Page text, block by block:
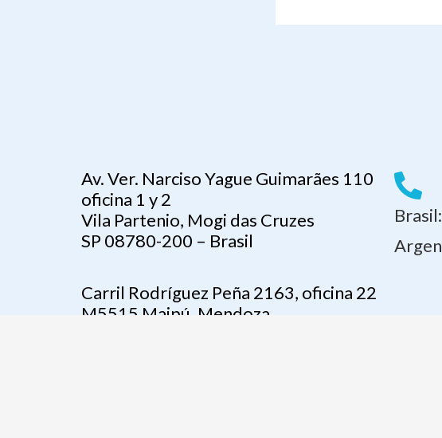
Av. Ver. Narciso Yague Guimarães 110
oficina 1 y 2
Vila Partenio, Mogi das Cruzes
SP 08780-200 – Brasil
Carril Rodríguez Peña 2163, oficina 22
M5515 Maipú, Mendoza